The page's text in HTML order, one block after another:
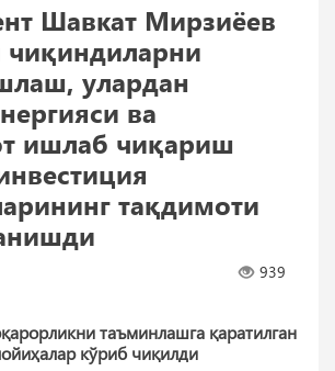
Шавкат Мирзиёев
улардан
ва
ишлаб чиқариш
тақдимоти
939
таъминлашга қаратилган
кўриб чиқилди